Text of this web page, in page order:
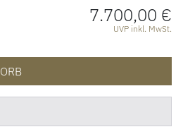
7.700,00 €
UVP inkl. MwSt.